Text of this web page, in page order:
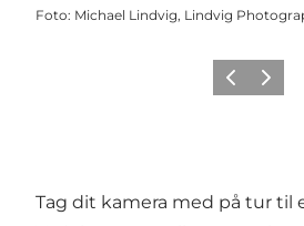
Foto: Michael Lindvig, Lindvig
ForrigeNæste
Tag dit kamera med på tur til